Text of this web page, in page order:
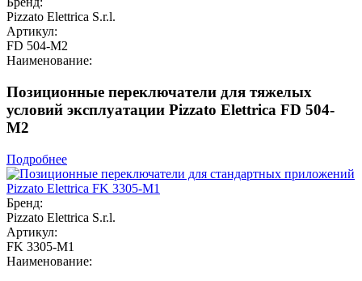
Pizzato Elettrica S.r.l.
Артикул:
FD 504-M2
Наименование:
Позиционные переключатели для тяжелых
условий эксплуатации Pizzato Elettrica FD 504-
M2
Подробнее
Бренд:
Pizzato Elettrica S.r.l.
Артикул:
FK 3305-M1
Наименование: